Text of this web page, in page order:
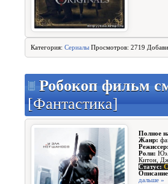
Категория: Сериалы Просмотров: 2719
Робокоп фильм
[Фантастика]
Полное
Жанр:
Роли:
Китон,
Статус:
дальше »